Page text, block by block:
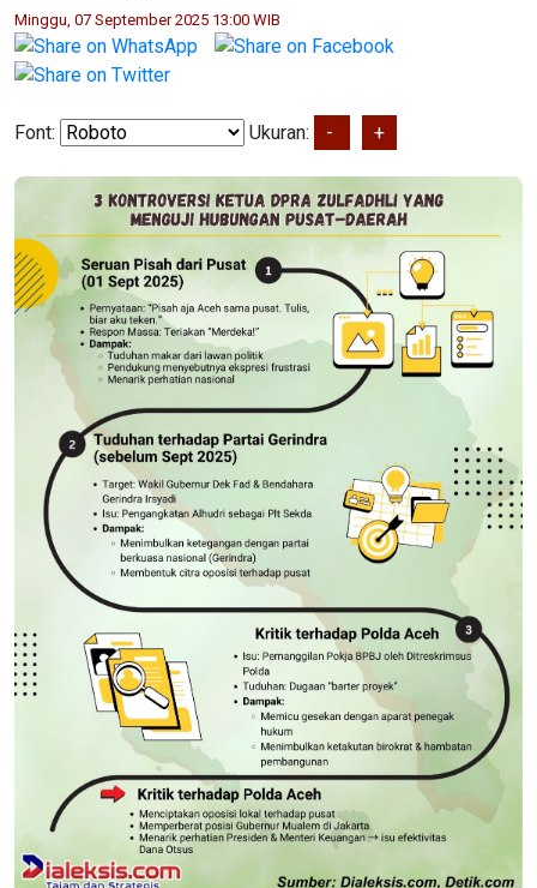
Minggu, 07 September 2025 13:00 WIB
Font: Ukuran: - +